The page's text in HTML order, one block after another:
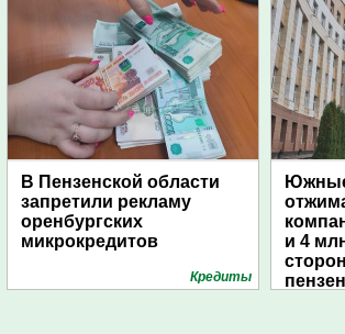
В Пензенской области
запретили рекламу
оренбургских
микрокредитов
Кредиты
и 4